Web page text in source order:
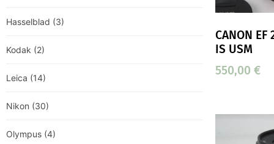
Hasselblad (3)
Kodak (2)
Leica (14)
Nikon (30)
Olympus (4)
CANON EF
IS USM
550,00 €